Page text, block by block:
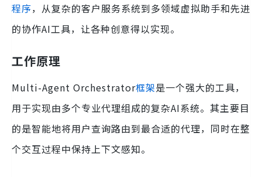
程序，从复杂的客户服务系统到多领域虚拟助手和先进
的协作AI工具，让各种创意得以实现。
工作原理
Multi-Agent Orchestrator框架是一个强大的工具，
用于实现由多个专业代理组成的复杂AI系统。其主要目
的是智能地将用户查询路由到最合适的代理，同时在整
个交互过程中保持上下文感知。